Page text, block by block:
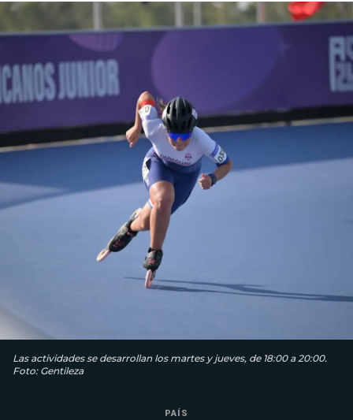
Las actividades se desarrollan los martes y jueves, de 18:00 a 20:00.
Foto: Gentileza
PAÍS